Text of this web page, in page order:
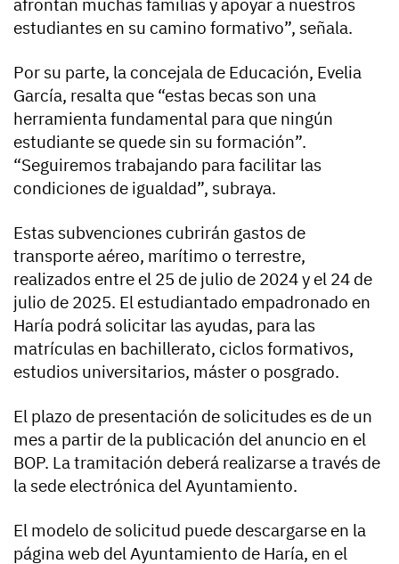
estudiantes en su camino formativo”, señala.
Por su parte, la concejala de Educación, Evelia
García, resalta que “estas becas son una
herramienta fundamental para que ningún
estudiante se quede sin su formación”.
“Seguiremos trabajando para facilitar las
condiciones de igualdad”, subraya.
Estas subvenciones cubrirán gastos de
transporte aéreo, marítimo o terrestre,
realizados entre el 25 de julio de 2024 y el 24 de
julio de 2025. El estudiantado empadronado en
Haría podrá solicitar las ayudas, para las
matrículas en bachillerato, ciclos formativos,
estudios universitarios, máster o posgrado.
El plazo de presentación de solicitudes es de un
mes a partir de la publicación del anuncio en el
BOP. La tramitación deberá realizarse a través de
la sede electrónica del Ayuntamiento.
El modelo de solicitud puede descargarse en la
página web del Ayuntamiento de Haría, en el